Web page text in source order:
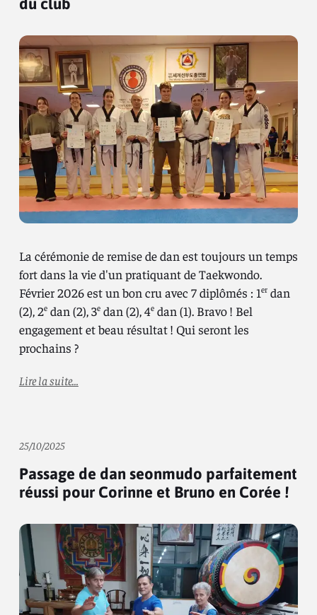
La cérémonie de remise de dan est toujours un temps
fort dans la vie d'un pratiquant de Taekwondo.
Février 2026 est un bon cru avec 7 diplômés : 1erdan
(2), 2edan (2), 3edan (2), 4edan (1). Bravo ! Bel
engagement et beau résultat ! Qui seront les
prochains ?
Lire la suite...
25/10/2025
Passage de dan seonmudo parfaitement
réussi pour Corinne et Bruno en Corée !